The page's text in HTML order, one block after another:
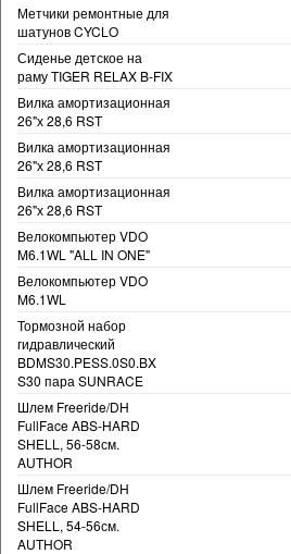
Метчики ремонтные для
шатунов CYCLO
Сиденье детское на
раму TIGER RELAX B-FIX
Вилка амортизационная
26"х 28,6 RST
Вилка амортизационная
26"х 28,6 RST
Вилка амортизационная
26"х 28,6 RST
Велокомпьютер VDO
M6.1WL "ALL IN ONE"
Велокомпьютер VDO
M6.1WL
Тормозной набор
гидравлический
BDMS30.PESS.0S0.BX
S30 пара SUNRACE
Шлем Freeride/DH
FullFace ABS-HARD
SHELL, 56-58см.
AUTHOR
Шлем Freeride/DH
FullFace ABS-HARD
SHELL, 54-56см.
AUTHOR